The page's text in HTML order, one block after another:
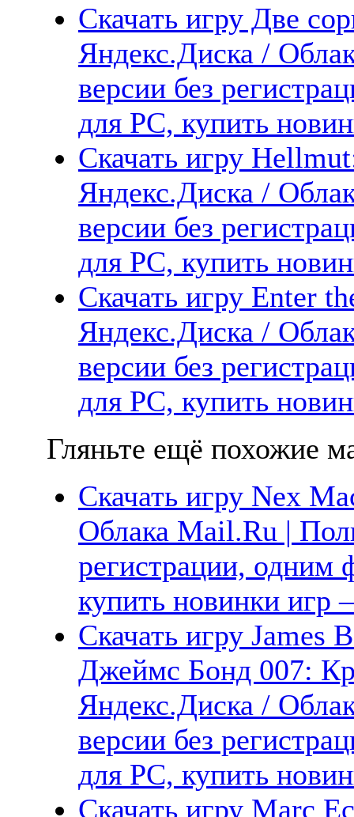
Скачать игру Две
Яндекс.Диска /
версии без
для PC, купить
Скачать игру
Яндекс.Диска /
версии без
для PC, купить
Скачать игру Enter
Яндекс.Диска /
версии без
для PC, купить
Гляньте ещё похожие
Скачать игру Nex
Облака Mail.Ru |
регистрации, одним
купить новинки
Скачать игру James
Джеймс Бонд 007:
Яндекс.Диска /
версии без
для PC, купить
Скачать игру Marc